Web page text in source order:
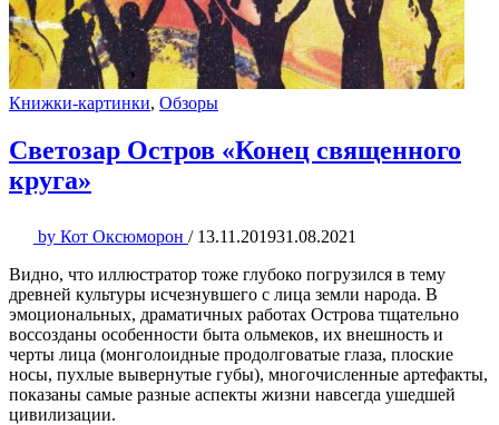
Книжки-картинки, Обзоры
Светозар Остров «Конец священного
круга»
by Кот Оксюморон / 13.11.201931.08.2021
Видно, что иллюстратор тоже глубоко погрузился в тему
древней культуры исчезнувшего с лица земли народа. В
эмоциональных, драматичных работах Острова тщательно
воссозданы особенности быта ольмеков, их внешность и
черты лица (монголоидные продолговатые глаза, плоские
носы, пухлые вывернутые губы), многочисленные артефакты,
показаны самые разные аспекты жизни навсегда ушедшей
цивилизации.